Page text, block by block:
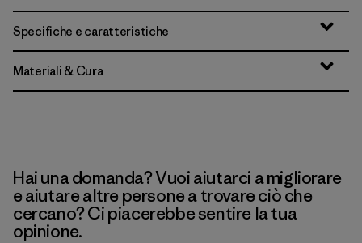
Specifiche e caratteristiche
Materiali & Cura
Hai una domanda? Vuoi aiutarci a migliorare
e aiutare altre persone a trovare ciò che
cercano? Ci piacerebbe sentire la tua
opinione.